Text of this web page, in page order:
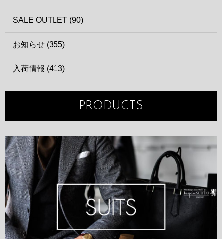
SALE OUTLET (90)
お知らせ (355)
入荷情報 (413)
PRODUCTS